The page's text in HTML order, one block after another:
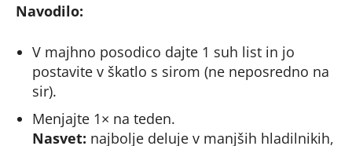
Navodilo:
V majhno posodico dajte 1 suh list in jo
postavite v škatlo s sirom (ne neposredno na
sir).
Menjajte 1× na teden.
Nasvet: najbolje deluje v manjših hladilnikih,